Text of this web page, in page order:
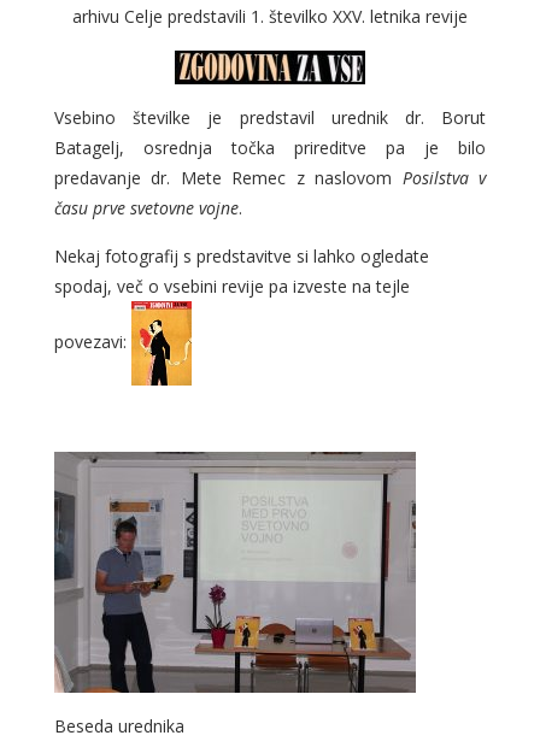
arhivu Celje predstavili 1. številko XXV. letnika revije
Vsebino številke je predstavil urednik dr. Borut
Batagelj, osrednja točka prireditve pa je bilo
predavanje dr. Mete Remec z naslovom Posilstva v
času prve svetovne vojne.
Nekaj fotografij s predstavitve si lahko ogledate
spodaj, več o vsebini revije pa izveste na tejle
povezavi:
Beseda urednika